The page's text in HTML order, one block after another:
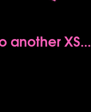
another XS...